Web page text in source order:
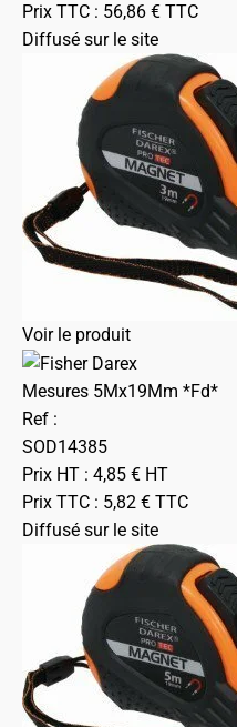
Prix TTC : 56,86 € TTC
Diffusé sur le site
Voir le produit
Mesures 5Mx19Mm *Fd*
Ref :
SOD14385
Prix HT : 4,85 € HT
Prix TTC : 5,82 € TTC
Diffusé sur le site